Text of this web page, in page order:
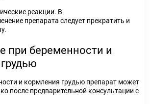
реакции. В
препарата следует прекратить и
при беременности и
и кормления грудью препарат может
после предварительной консультации с